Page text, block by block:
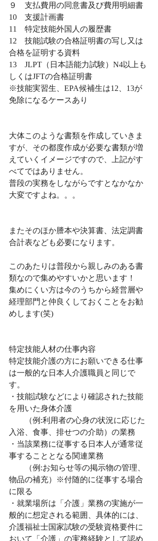
９　支払費用の同意書及び費用明細書
10　支援計画書
11　特定技能外国人の履歴書
12　技能試験の合格証明書の写し又は
合格を証明する資料
13　JLPT（日本語能力試験）N4以上も
しくはJFTの合格証明書
※技能実習生、EPA候補生は12、13が
免除になるケースあり
大体このような書類を作成していきま
すが、その都度作成が必要な書類が増
えていくイメージですので、上記がす
べてではありません。
普段の実務をしながらですとなかなか
大変ですよね。。。
またそのほか謄本や決算書、法定調書
合計表なども必要になります。
このあたりは普段から親しみのある書
類なので集めやすいかと思います！
集めにくい方は今のうちから経営層や
経理部門と仲良くしておくことをお勧
めします(笑)
特定技能人材の仕事内容
特定技能介護の方にお願いできる仕事
は一般的な日本人介護職員と同じで
す。
・技能試験などにより確認された技能
を用いた身体介護
（例:利用者の心身の状況に応じた
入浴、食事、排せつの介助）の業務
・当該業務に従事する日本人が通常従
事することとなる関連業務
（例:お知らせ等の掲示物の管理、
物品の補充）※付随的に従事する場合
に限る
・就業場所は「介護」業務の実施が一
般的に想定される範囲、具体的には、
介護福祉士国家試験の受験資格要件に
おいて「介護」の実務経験として認め